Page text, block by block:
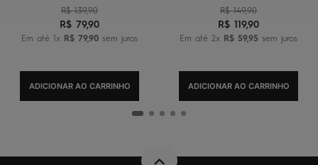
R$ 139,90
R$ 79,90
Em até 1x R$ 79,90 sem juros
ADICIONAR AO CARRINHO
R$ 149,90
R$ 119,90
Em até 2x R$ 59,95 sem juros
ADICIONAR AO CARRINHO